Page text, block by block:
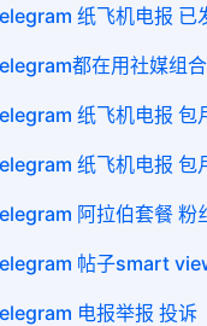
纸飞机电报 已
都在用社媒组合
纸飞机电报 包
纸飞机电报 包
阿拉伯套餐 粉
帖子smart
电报举报 投诉